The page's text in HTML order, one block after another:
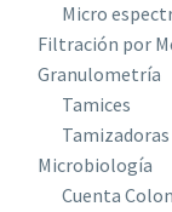
Micro
Filtración por
Granulometría
Tamices
Tamizadoras
Microbiología
Cuenta